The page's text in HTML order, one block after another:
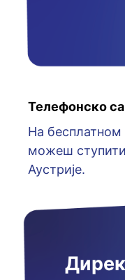
Телефонско
На бесплатном
можеш
Аустрије.